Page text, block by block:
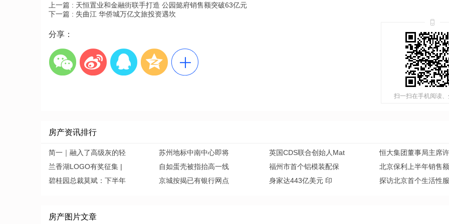
上一篇 : 天恒置业和金融街联手打造 公园懿府销售额突破63亿元
下一篇 : 失曲江 华侨城万亿文旅投资遇坎
分享：
扫一扫在手机阅读
房产资讯排行
简一｜融入了高级灰的轻 苏州地标中南中心即将 英国CDS联合创始人Mat
恒大集团董事局主席许
兰香湖LOGO有奖征集 |
自如蛋壳被指抬高一线 福州市首个铝模装配保
北京保利上半年销售额
碧桂园总裁莫斌：下半年
京城按揭已有银行网点 身家达443亿美元 印 探访北京首个生活性服
房产图片文章